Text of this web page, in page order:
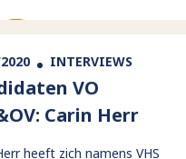
INTERVIEWS
VO
Carin Herr
heeft zich namens VHS